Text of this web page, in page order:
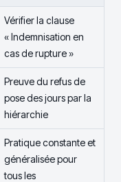
Vérifier la clause
« Indemnisation en
cas de rupture »
Preuve du refus de
pose des jours par la
hiérarchie
Pratique constante et
généralisée pour
tous les